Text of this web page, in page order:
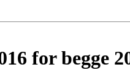
for begge